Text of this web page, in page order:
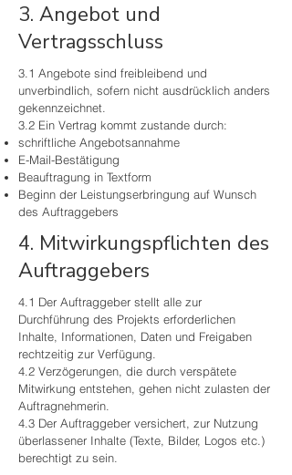
3. Angebot und
Vertragsschluss
3.1 Angebote sind freibleibend und
unverbindlich, sofern nicht ausdrücklich anders
gekennzeichnet.
3.2 Ein Vertrag kommt zustande durch:
schriftliche Angebotsannahme
E-Mail-Bestätigung
Beauftragung in Textform
Beginn der Leistungserbringung auf Wunsch
des Auftraggebers
4. Mitwirkungspflichten des
Auftraggebers
4.1 Der Auftraggeber stellt alle zur
Durchführung des Projekts erforderlichen
Inhalte, Informationen, Daten und Freigaben
rechtzeitig zur Verfügung.
4.2 Verzögerungen, die durch verspätete
Mitwirkung entstehen, gehen nicht zulasten der
Auftragnehmerin.
4.3 Der Auftraggeber versichert, zur Nutzung
überlassener Inhalte (Texte, Bilder, Logos etc.)
berechtigt zu sein.